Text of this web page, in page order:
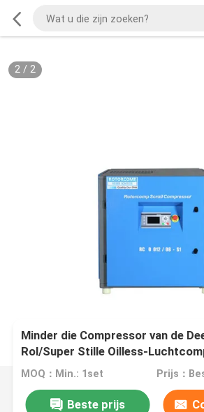
2/ 2
Minder die Compressor van de
Rol/Super Stille Oilless-
MOQ：Min.: 1set Prijs：
Beste prijs